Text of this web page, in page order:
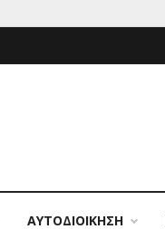
ΑΥΤΟΔΙΟΙΚΗΣΗ